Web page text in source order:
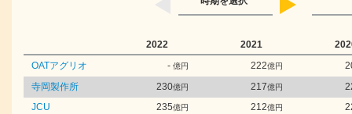
2022 2021
OATアグリオ
- 億円 222億円
寺岡製作所
230億円 217億円
JCU
235億円 212億円